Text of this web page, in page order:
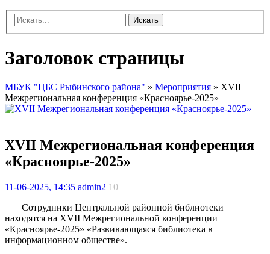
Искать
Заголовок страницы
МБУК "ЦБС Рыбинского района" » Мероприятия » XVII
Межрегиональная конференция «Красноярье-2025»
XVII Межрегиональная конференция
«Красноярье-2025»
11-06-2025, 14:35 admin2 10
Сотрудники Центральной районной библиотеки
находятся на XVII Межрегиональной конференции
«Красноярье-2025» «Развивающаяся библиотека в
информационном обществе».